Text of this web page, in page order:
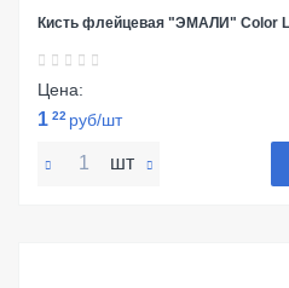
Кисть флейцевая "ЭМАЛИ" Color
Цена:
1 22 руб/шт
шт